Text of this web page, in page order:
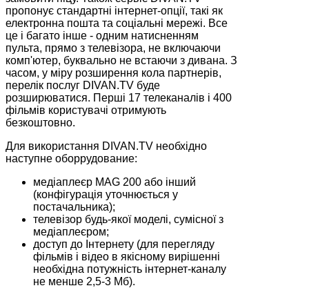
пропонує стандартні інтернет-опції, такі як
електронна пошта та соціальні мережі. Все
це і багато інше - одним натисненням
пульта, прямо з телевізора, не включаючи
комп'ютер, буквально не встаючи з дивана. З
часом, у міру розширення кола партнерів,
перелік послуг DIVAN.TV буде
розширюватися. Перші 17 телеканалів і 400
фільмів користувачі отримують
безкоштовно.
Для використання DIVAN.TV необхідно
наступне оборрудование:
медіаплеєр MAG 200 або інший
(конфігурація уточнюється у
постачальника);
телевізор будь-якої моделі, сумісної з
медіаплеєром;
доступ до Інтернету (для перегляду
фільмів і відео в якісному вирішенні
необхідна потужність інтернет-каналу
не менше 2,5-3 Мб).